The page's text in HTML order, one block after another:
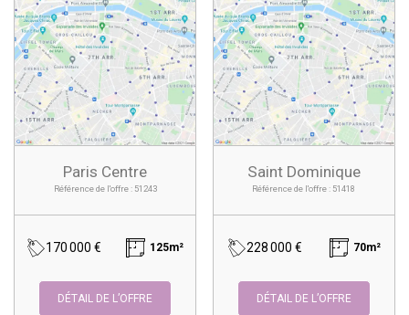
Paris Centre
Référence de l'offre : 51243
170 000 € 125m²
DÉTAIL DE L’OFFRE
Saint Dominique
Référence de l'offre : 51418
228 000 € 70m²
DÉTAIL DE L’OFFRE